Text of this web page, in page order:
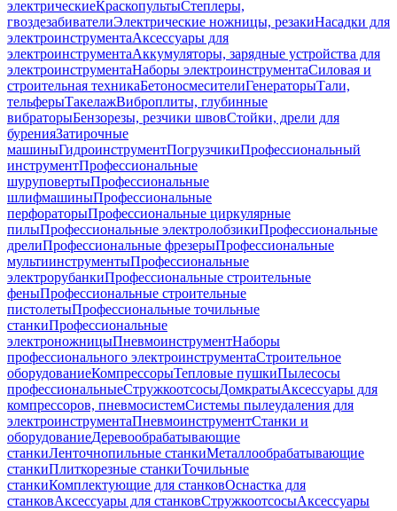
электрическиеКраскопультыСтеплеры,
гвоздезабивателиЭлектрические ножницы, резакиНасадки для
электроинструментаАксессуары для
электроинструментаАккумуляторы, зарядные устройства для
электроинструментаНаборы электроинструментаСиловая и
строительная техникаБетоносмесителиГенераторыТали,
тельферыТакелажВиброплиты, глубинные
вибраторыБензорезы, резчики швовСтойки, дрели для
буренияЗатирочные
машиныГидроинструментПогрузчикиПрофессиональный
инструментПрофессиональные
шуруповертыПрофессиональные
шлифмашиныПрофессиональные
перфораторыПрофессиональные циркулярные
пилыПрофессиональные электролобзикиПрофессиональные
дрелиПрофессиональные фрезерыПрофессиональные
мультиинструментыПрофессиональные
электрорубанкиПрофессиональные строительные
феныПрофессиональные строительные
пистолетыПрофессиональные точильные
станкиПрофессиональные
электроножницыПневмоинструментНаборы
профессионального электроинструментаСтроительное
оборудованиеКомпрессорыТепловые пушкиПылесосы
профессиональныеСтружкоотсосыДомкратыАксессуары для
компрессоров, пневмосистемСистемы пылеудаления для
электроинструментаПневмоинструментСтанки и
оборудованиеДеревообрабатывающие
станкиЛенточнопильные станкиМеталлообрабатывающие
станкиПлиткорезные станкиТочильные
станкиКомплектующие для станковОснастка для
станковАксессуары для станковСтружкоотсосыАксессуары